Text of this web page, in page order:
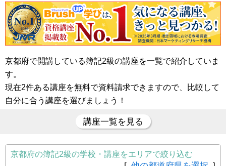
京都府で開講している簿記2級の講座を一覧で紹介していま
す。
現在2件ある講座を無料で資料請求できますので、比較して
自分に合う講座を選びましょう！
講座一覧を見る
京都府の簿記2級の学校・講座をエリアで絞り込む